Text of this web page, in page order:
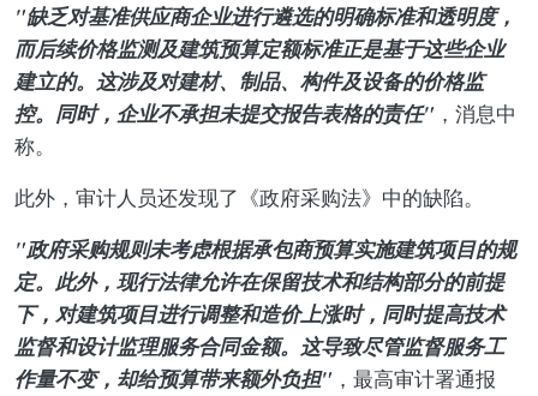
"缺乏对基准供应商企业进行遴选的明确标准和透明度，
而后续价格监测及建筑预算定额标准正是基于这些企业
建立的。这涉及对建材、制品、构件及设备的价格监
控。同时，企业不承担未提交报告表格的责任" ，消息中
称。
此外，审计人员还发现了《政府采购法》中的缺陷。
"政府采购规则未考虑根据承包商预算实施建筑项目的规
定。此外，现行法律允许在保留技术和结构部分的前提
下，对建筑项目进行调整和造价上涨时，同时提高技术
监督和设计监理服务合同金额。这导致尽管监督服务工
作量不变，却给预算带来额外负担" ，最高审计署通报